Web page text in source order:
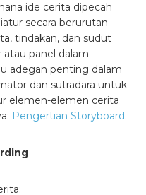
ide cerita dipecah
secara berurutan
tindakan, dan sudut
panel dalam
adegan penting dalam
dan sutradara untuk
elemen-elemen cerita
Pengertian Storyboard.